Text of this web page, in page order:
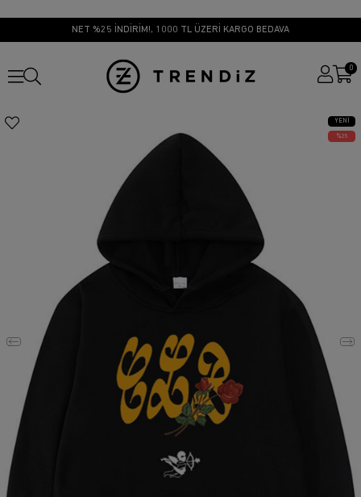
NET %25 İNDİRİM!, 1000 TL ÜZERİ KARGO BEDAVA
0
YENI
ÜRÜN
25